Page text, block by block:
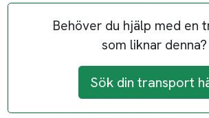
Behöver du hjälp med en
som liknar denna?
Sök din transport